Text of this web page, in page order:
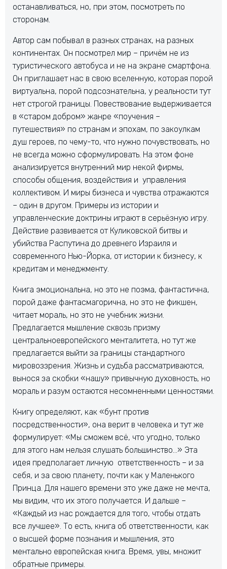
останавливаться, но, при этом, посмотреть по
сторонам.
Автор сам побывал в разных странах, на разных
континентах. Он посмотрел мир – причём не из
туристического автобуса и не на экране смартфона.
Он приглашает нас в свою вселенную, которая порой
виртуальна, порой подсознательна, у реальности тут
нет строгой границы. Повествование выдерживается
в «старом добром» жанре «поучения –
путешествия» по странам и эпохам, по закоулкам
душ героев, по чему-то, что нужно почувствовать, но
не всегда можно сформулировать. На этом фоне
анализируется внутренний мир некой фирмы,
способы общения, воздействия и управления
коллективом. И миры бизнеса и чувства отражаются
– один в другом. Примеры из истории и
управленческие доктрины играют в серьёзную игру.
Действие развивается от Куликовской битвы и
убийства Распутина до древнего Израиля и
современного Нью-Йорка, от истории к бизнесу, к
кредитам и менеджменту.
Книга эмоциональна, но это не поэма, фантастична,
порой даже фантасмагорична, но это не фикшен,
читает мораль, но это не учебник жизни.
Предлагается мышление сквозь призму
центральноевропейского менталитета, но тут же
предлагается выйти за границы стандартного
мировоззрения. Жизнь и судьба рассматриваются,
вынося за скобки «нашу» привычную духовность, но
мораль и разум остаются несомненными ценностями.
Книгу определяют, как «бунт против
посредственности», она верит в человека и тут же
формулирует: «Мы сможем всё, что угодно, только
для этого нам нельзя слушать большинство…» Эта
идея предполагает личную ответственность – и за
себя, и за свою планету, почти как у Маленького
Принца. Для нашего времени это уже даже не мечта,
мы видим, что их этого получается. И дальше –
«Каждый из нас рождается для того, чтобы отдать
все лучшее». То есть, книга об ответственности, как
о высшей форме познания и мышления, это
ментально европейская книга. Время, увы, множит
обратные примеры.